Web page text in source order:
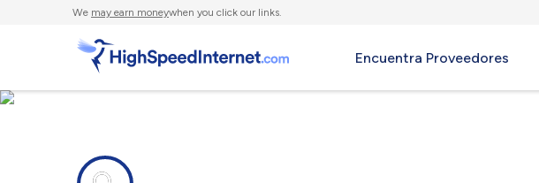
We may earn moneywhen you click our links.
Encuentra Proveedores